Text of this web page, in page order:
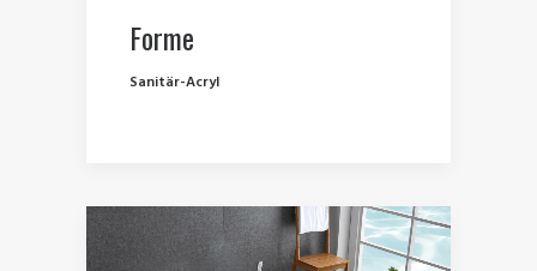
Forme
Sanitär-Acryl